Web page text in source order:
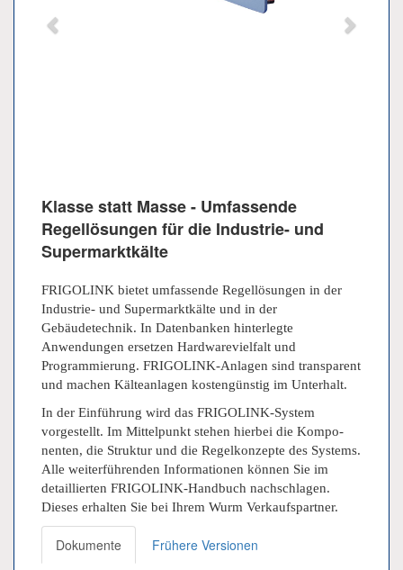
Klasse statt Masse - Umfassende
Regellösungen für die Industrie- und
Supermarktkälte
FRIGOLINK bietet umfassende Regellösungen in der
Industrie- und Supermarktkälte und in der
Gebäudetechnik. In Datenbanken hinterlegte
Anwendungen ersetzen Hardwarevielfalt und
Programmierung. FRIGOLINK-Anlagen sind transparent
und machen Kälteanlagen kostengünstig im Unterhalt.
In der Einführung wird das FRIGOLINK-System
vorgestellt. Im Mittelpunkt stehen hierbei die Kompo­
nenten, die Struktur und die Regelkonzepte des Systems.
Alle weiterführenden Informationen können Sie im
detaillierten FRIGOLINK-Handbuch nachschlagen.
Dieses erhalten Sie bei Ihrem Wurm Verkaufspartner.
Dokumente Frühere Versionen